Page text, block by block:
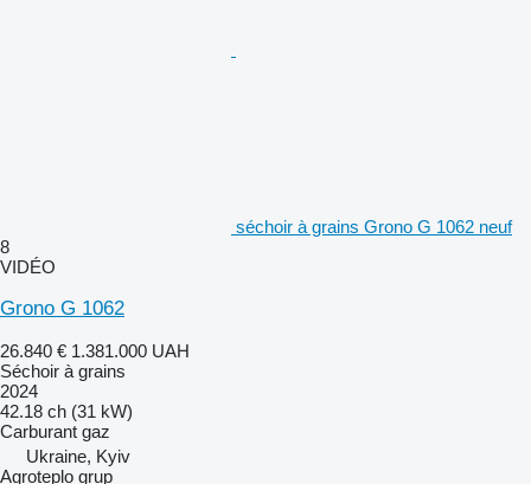
séchoir à grains Grono G 1062 neuf
8
VIDÉO
Grono G 1062
26.840 € 1.381.000 UAH
Séchoir à grains
2024
42.18 ch (31 kW)
Carburant gaz
Ukraine, Kyiv
Agroteplo grup